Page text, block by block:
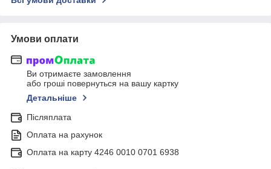
Умови оплати
Ви отримаєте замовлення
або гроші повернуться на вашу картку
Детальніше
Післяплата
Оплата на рахунок
Оплата на карту 4246 0010 0701 6938